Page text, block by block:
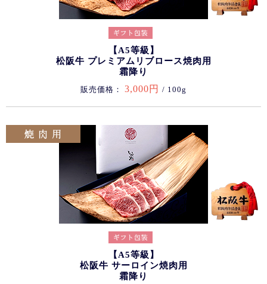
【A5等級】
松阪牛 プレミアムリブロース焼肉用
霜降り
販売価格： 3,000円 / 100g
【A5等級】
松阪牛 サーロイン焼肉用
霜降り